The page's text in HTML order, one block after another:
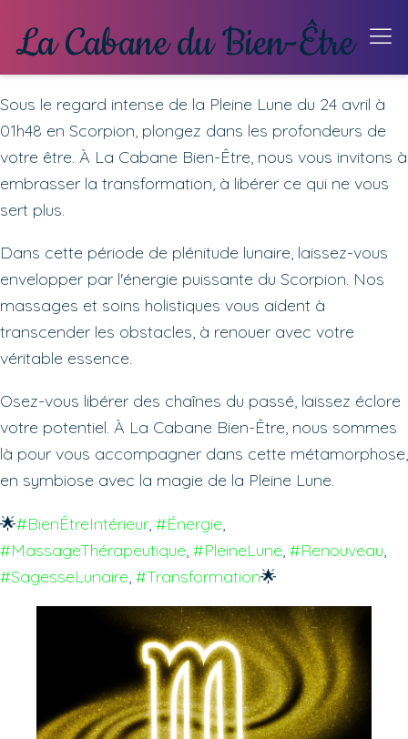
Sous le regard intense de la Pleine Lune du 24 avril à
01h48 en Scorpion, plongez dans les profondeurs de
votre être. À La Cabane Bien-Être, nous vous invitons à
embrasser la transformation, à libérer ce qui ne vous
sert plus.
Dans cette période de plénitude lunaire, laissez-vous
envelopper par l'énergie puissante du Scorpion. Nos
massages et soins holistiques vous aident à
transcender les obstacles, à renouer avec votre
véritable essence.
Osez-vous libérer des chaînes du passé, laissez éclore
votre potentiel. À La Cabane Bien-Être, nous sommes
là pour vous accompagner dans cette métamorphose,
en symbiose avec la magie de la Pleine Lune.
🌟#BienÊtreIntérieur, #Énergie
#MassageThérapeutique, #PleineLune, #Renouveau
#SagesseLunaire, #Transformation🌟